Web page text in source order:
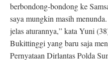
berbondong-bondong ke
saya mungkin masih
jelas aturannya,” kata Yuni
Bukittinggi yang baru saja
Pernyataan Dirlantas Polda